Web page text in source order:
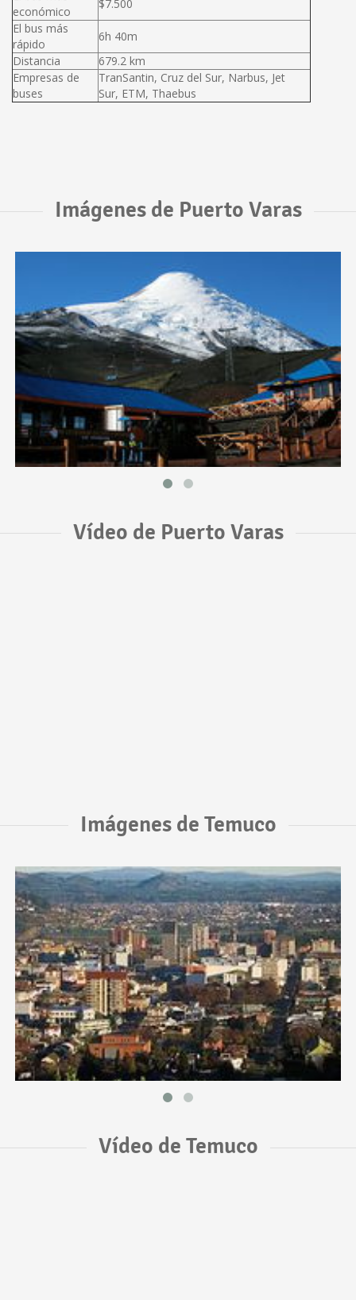
económico
$7.500
El bus más
rápido
6h 40m
Distancia
679.2 km
Empresas de
buses
TranSantin, Cruz del Sur, Narbus, Jet
Sur, ETM, Thaebus
Imágenes de Puerto Varas
Vídeo de Puerto Varas
Imágenes de Temuco
Vídeo de Temuco